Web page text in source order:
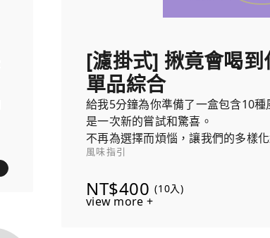
[濾掛式] 揪竟會喝
單品綜合
給我5分鐘為你準備了一盒包含10
是一次新的嘗試和驚喜。
不再為選擇而煩惱，讓我們的多樣
發現心愛咖啡的旅程！
風味指引
NT$400 (10入)
view more +